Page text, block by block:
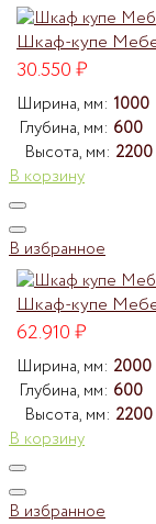
Шкаф-купе
30.550₽
Ширина, мм: 1000
Глубина, мм: 600
Высота, мм: 2200
В корзину
В избранное
Шкаф-купе
62.910₽
Ширина, мм: 2000
Глубина, мм: 600
Высота, мм: 2200
В корзину
В избранное